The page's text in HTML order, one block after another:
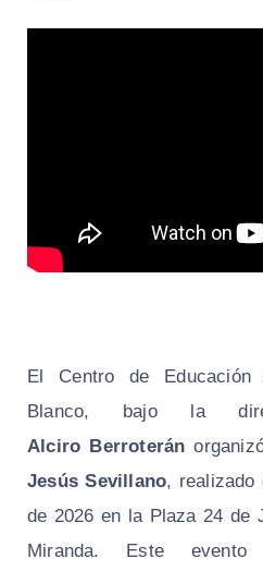
El Centro de Educación
Blanco, bajo la
Alciro Berroterán
Jesús Sevillano, realizado
de 2026 en la Plaza 24 de
Miranda. Este